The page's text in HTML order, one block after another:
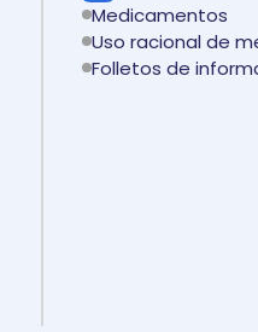
Medicamentos
Uso racional de
Folletos de